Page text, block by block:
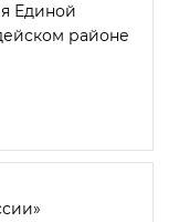
Единой
районе